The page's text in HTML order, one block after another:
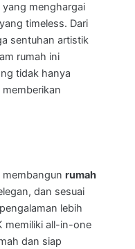
yang menghargai
timeless. Dari
sentuhan artistik
rumah ini
tidak hanya
membangun rumah
dan sesuai
lebih
memiliki all-in-one
dan siap